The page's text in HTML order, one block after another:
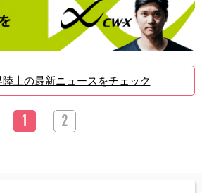
陸上の最新ニュースをチェック
1 2